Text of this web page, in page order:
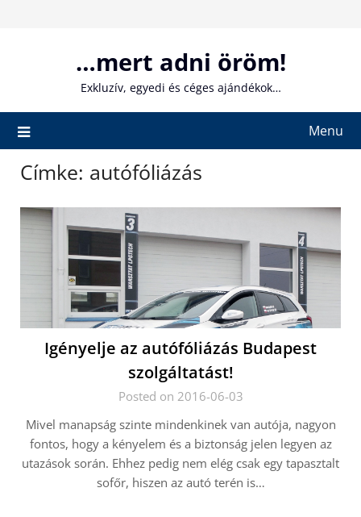
…mert adni öröm!
Exkluzív, egyedi és céges ajándékok…
Menu
Címke: autófóliázás
Igényelje az autófóliázás Budapest
szolgáltatást!
Posted on 2016-06-03
Mivel manapság szinte mindenkinek van autója, nagyon
fontos, hogy a kényelem és a biztonság jelen legyen az
utazások során. Ehhez pedig nem elég csak egy tapasztalt
sofőr, hiszen az autó terén is…